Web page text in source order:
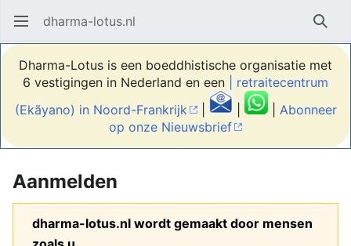
Hoofdmenu openen dharma-lotus.nl
Dharma-Lotus is een boeddhistische organisatie met
6 vestigingen in Nederland en een
| retraitecentrum
(Ekãyano) in Noord-Frankrijk
| | Abonneer
op onze Nieuwsbrief
Aanmelden
dharma-lotus.nl wordt gemaakt door mensen